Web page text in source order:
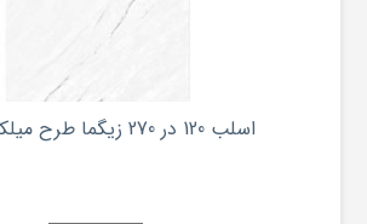
اسلب 120 در 270 زیگما طرح میلکی وایت